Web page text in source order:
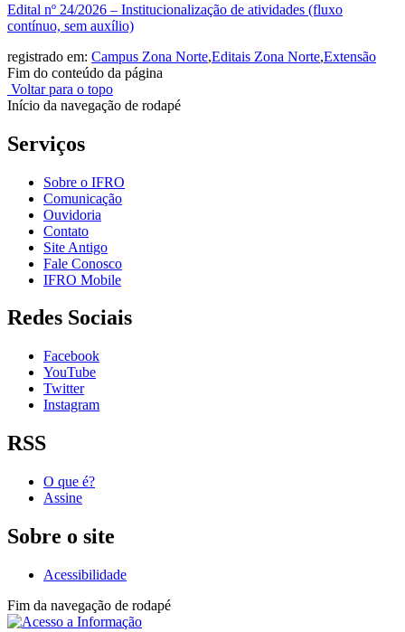
Edital nº 24/2026 – Institucionalização de atividades (fluxo
contínuo, sem auxílio)
registrado em: Campus Zona Norte,Editais Zona Norte,Extensão
Fim do conteúdo da página
Voltar para o topo
Início da navegação de rodapé
Serviços
Sobre o IFRO
Comunicação
Ouvidoria
Contato
Site Antigo
Fale Conosco
IFRO Mobile
Redes Sociais
Facebook
YouTube
Twitter
Instagram
RSS
O que é?
Assine
Sobre o site
Acessibilidade
Fim da navegação de rodapé